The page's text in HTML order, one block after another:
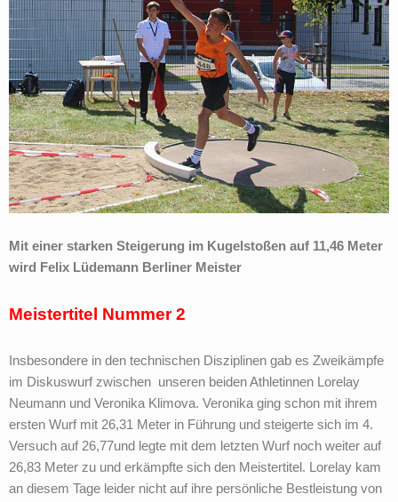
Mit einer starken Steigerung im Kugelstoßen auf 11,46 Meter
wird Felix Lüdemann Berliner Meister
Meistertitel Nummer 2
Insbesondere in den technischen Disziplinen gab es Zweikämpfe
im Diskuswurf zwischen unseren beiden Athletinnen Lorelay
Neumann und Veronika Klimova. Veronika ging schon mit ihrem
ersten Wurf mit 26,31 Meter in Führung und steigerte sich im 4.
Versuch auf 26,77und legte mit dem letzten Wurf noch weiter auf
26,83 Meter zu und erkämpfte sich den Meistertitel. Lorelay kam
an diesem Tage leider nicht auf ihre persönliche Bestleistung von